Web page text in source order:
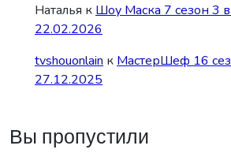
Наталья к Шоу Маска 7 сезон 3
22.02.2026
tvshouonlain к МастерШеф 16
27.12.2025
Вы пропустили